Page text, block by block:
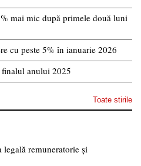
mai mic după primele două luni
cu peste 5% în ianuarie 2026
anului 2025
Toate stirile
remuneratorie și